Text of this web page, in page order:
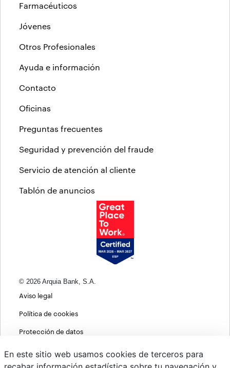
Farmacéuticos
Jóvenes
Otros Profesionales
Ayuda e información
Contacto
Oficinas
Preguntas frecuentes
Seguridad y prevención del fraude
Servicio de atención al cliente
Tablón de anuncios
© 2026 Arquia Bank, S.A.
Aviso legal
Política de cookies
Protección de datos
Política de privacidad web
En este sitio web usamos cookies de terceros para